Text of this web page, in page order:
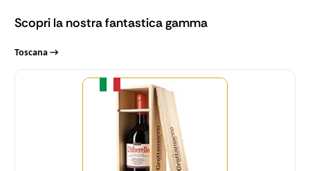
Scopri la nostra fantastica gamma
Toscana →
Quantità